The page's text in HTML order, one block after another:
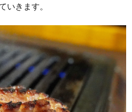
いきます。